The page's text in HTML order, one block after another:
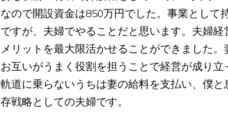
なので開設資金は850万円でした。事業とし
ですが、夫婦でやることだと思います。夫婦
メリットを最大限活かせることができました
お互いがうまく役割を担うことで経営が成り
軌道に乗らないうちは妻の給料を支払い、僕
存戦略としての夫婦です。